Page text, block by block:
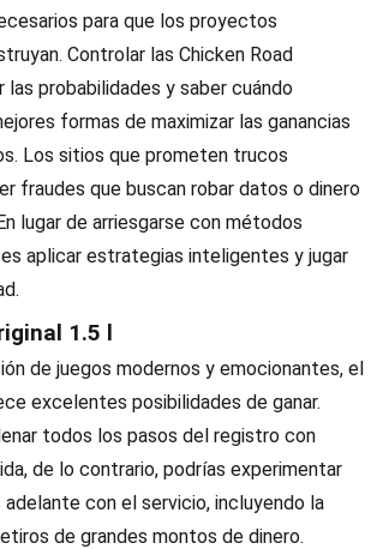
para que los proyectos
Controlar las Chicken Road
las probabilidades y saber cuándo
formas de maximizar las ganancias
Los sitios que prometen trucos
fraudes que buscan robar datos o dinero
lugar de arriesgarse con métodos
aplicar estrategias inteligentes y jugar
1.5 l
de juegos modernos y emocionantes, el
excelentes posibilidades de ganar.
todos los pasos del registro con
de lo contrario, podrías experimentar
adelante con el servicio, incluyendo la
de grandes montos de dinero.